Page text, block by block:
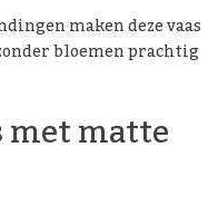
maken deze vaas
bloemen prachtig
met matte